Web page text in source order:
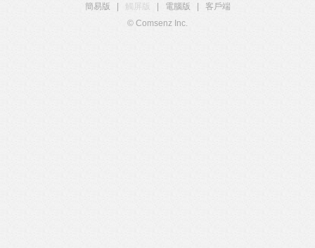
簡易版
觸屏版 電腦版
客戶端
© Comsenz Inc.